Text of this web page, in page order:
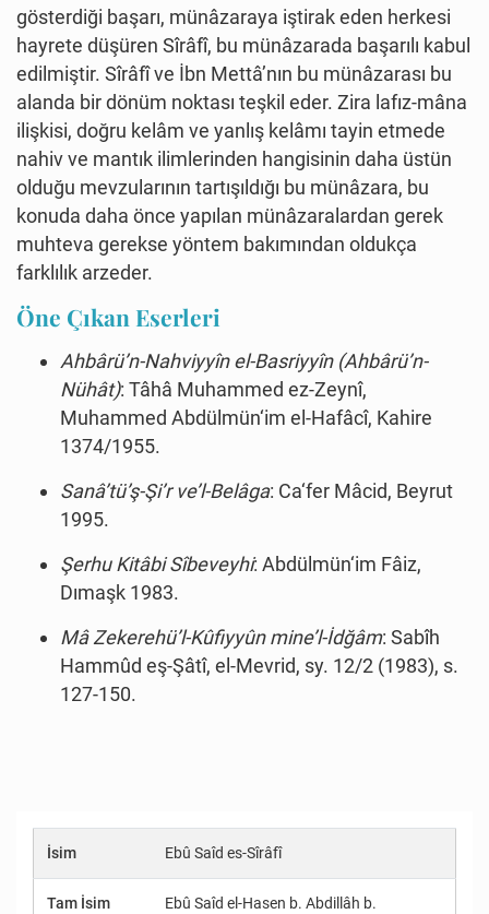
gösterdiği başarı, münâzaraya iştirak eden herkesi
hayrete düşüren Sîrâfî, bu münâzarada başarılı kabul
edilmiştir. Sîrâfî ve İbn Mettâ’nın bu münâzarası bu
alanda bir dönüm noktası teşkil eder. Zira lafız-mâna
ilişkisi, doğru kelâm ve yanlış kelâmı tayin etmede
nahiv ve mantık ilimlerinden hangisinin daha üstün
olduğu mevzularının tartışıldığı bu münâzara, bu
konuda daha önce yapılan münâzaralardan gerek
muhteva gerekse yöntem bakımından oldukça
farklılık arzeder.
Öne Çıkan Eserleri
Ahbârü’n-Nahviyyîn el-Basriyyîn (Ahbârü’n-
Nühât): Tâhâ Muhammed ez-Zeynî,
Muhammed Abdülmün‘im el-Hafâcî, Kahire
1374/1955.
Sanâ’tü’ş-Şi’r ve’l-Belâga: Ca‘fer Mâcid, Beyrut
1995.
Şerhu Kitâbi Sîbeveyhi: Abdülmün‘im Fâiz,
Dımaşk 1983.
Mâ Zekerehü’l-Kûfiyyûn mine’l-İdğâm: Sabîh
Hammûd eş-Şâtî, el-Mevrid, sy. 12/2 (1983), s.
127-150.
İsim Ebû Saîd es-Sîrâfî
Tam İsim
Ebû Saîd el-Hasen b. Abdillâh b.